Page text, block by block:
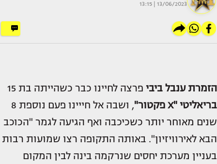
13/06/2023 | 13:15
הזמרתענבל ביבי פרצה לחיינו כבר כשהייתה בת 15
בריאליטי "X פקטור"
, ושבה אל חייינו פעם נוספת 8
שנים מאוחר יותר כשכיכבה ואף הגיעה לגמר "הכוכב
הבא לאירוויזיון". באותה התקופה רצו שמועות רבות
בעניין מערכת יחסים שנרקמה בינה לבין המקום